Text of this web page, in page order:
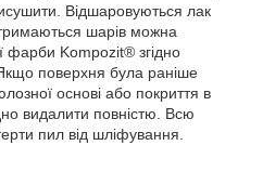
Відшаровуються лак
шарів можна
фарби Kompozit® згідно
Якщо поверхня була раніше
основі або покриття в
видалити повністю. Всю
пил від шліфування.